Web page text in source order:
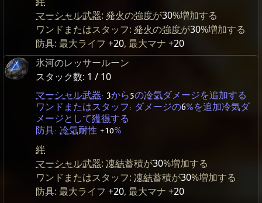
マーシャル武器: 発火の強度が30%増加する
ワンドまたはスタッフ: 発火の強度が30%増加する
防具: 最大ライフ +20, 最大マナ +20
氷河のレッサールーン
スタック数: 1 / 10
マーシャル武器: 3から5の冷気ダメージを追加する
ワンドまたはスタッフ: ダメージの6%を追加冷気ダ
メージとして獲得する
防具: 冷気耐性 +10%
絆
マーシャル武器: 凍結蓄積が30%増加する
ワンドまたはスタッフ: 凍結蓄積が30%増加する
防具: 最大ライフ +20, 最大マナ +20